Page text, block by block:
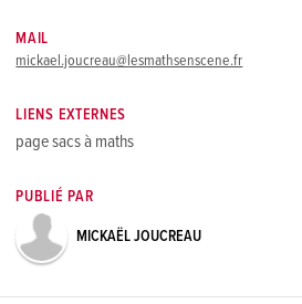
MAIL
mickael.joucreau@lesmathsenscene.fr
LIENS EXTERNES
page sacs à maths
PUBLIÉ PAR
MICKAËL JOUCREAU